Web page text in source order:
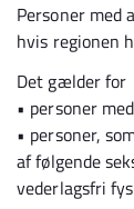
Personer med
hvis regionen
Det gælder for
• personer
• personer,
af følgende
vederlagsfri